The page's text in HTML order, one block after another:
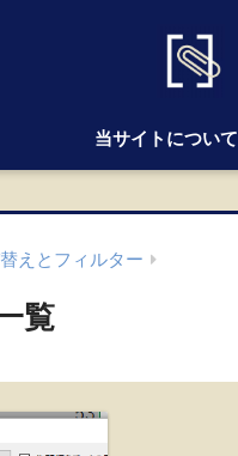
当サイトについて
えとフィルター
覧